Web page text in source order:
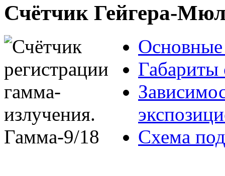
Счётчик Гейгера-
Основные
Габариты
Схема